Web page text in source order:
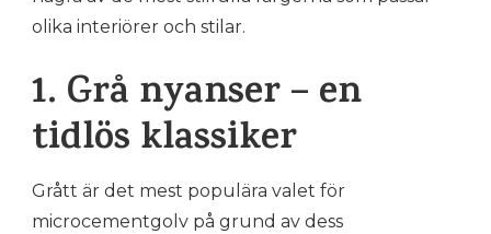
olika interiörer och stilar.
1. Grå nyanser – en
tidlös klassiker
Grått är det mest populära valet för
microcementgolv på grund av dess